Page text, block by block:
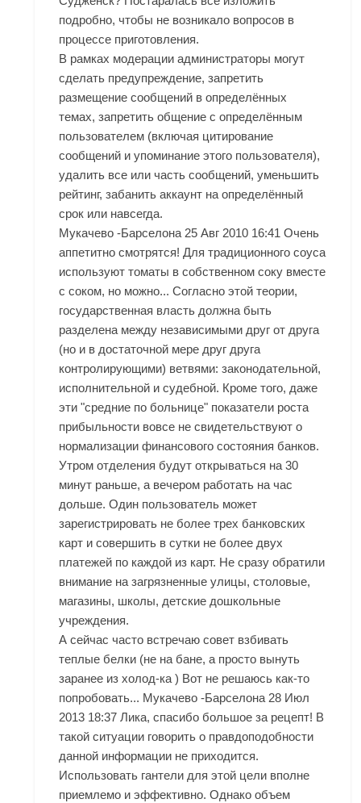
подробно, чтобы не возникало вопросов в
процессе приготовления.
В рамках модерации администраторы могут
сделать предупреждение, запретить
размещение сообщений в определённых
темах, запретить общение с определённым
пользователем (включая цитирование
сообщений и упоминание этого пользователя),
удалить все или часть сообщений, уменьшить
рейтинг, забанить аккаунт на определённый
срок или навсегда.
Мукачево -Барселона 25 Авг 2010 16:41 Очень
аппетитно смотрятся! Для традиционного соуса
используют томаты в собственном соку вместе
с соком, но можно... Согласно этой теории,
государственная власть должна быть
разделена между независимыми друг от друга
(но и в достаточной мере друг друга
контролирующими) ветвями: законодательной,
исполнительной и судебной. Кроме того, даже
эти "средние по больнице" показатели роста
прибыльности вовсе не свидетельствуют о
нормализации финансового состояния банков.
Утром отделения будут открываться на 30
минут раньше, а вечером работать на час
дольше. Один пользователь может
зарегистрировать не более трех банковских
карт и совершить в сутки не более двух
платежей по каждой из карт. Не сразу обратили
внимание на загрязненные улицы, столовые,
магазины, школы, детские дошкольные
учреждения.
А сейчас часто встречаю совет взбивать
теплые белки (не на бане, а просто вынуть
заранее из холод-ка ) Вот не решаюсь как-то
попробовать... Мукачево -Барселона 28 Июл
2013 18:37 Лика, спасибо большое за рецепт! В
такой ситуации говорить о правдоподобности
данной информации не приходится.
Использовать гантели для этой цели вполне
приемлемо и эффективно. Однако объем